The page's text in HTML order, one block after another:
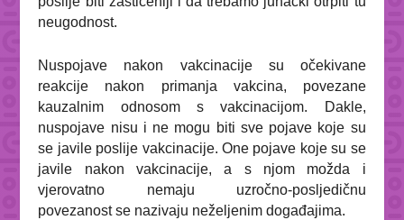
neugodnost.
Nuspojave nakon vakcinacije su očekivane
reakcije nakon primanja vakcina, povezane
kauzalnim odnosom s vakcinacijom. Dakle,
nuspojave nisu i ne mogu biti sve pojave koje su
se javile poslije vakcinacije. One pojave koje su se
javile nakon vakcinacije, a s njom možda i
vjerovatno nemaju uzročno-posljedičnu
povezanost se nazivaju neželjenim događajima.